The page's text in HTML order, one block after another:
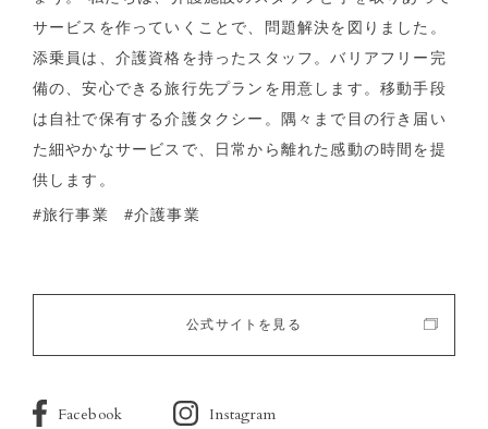
サービスを作っていくことで、問題解決を図りました。
添乗員は、介護資格を持ったスタッフ。バリアフリー完
備の、安心できる旅行先プランを用意します。移動手段
は自社で保有する介護タクシー。隅々まで目の行き届い
た細やかなサービスで、日常から離れた感動の時間を提
供します。
#旅行事業
#介護事業
公式サイトを見る
Facebook Instagram